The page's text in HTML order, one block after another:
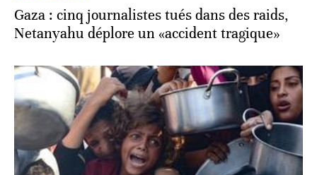
Gaza : cinq journalistes tués dans des raids,
Netanyahu déplore un «accident tragique»